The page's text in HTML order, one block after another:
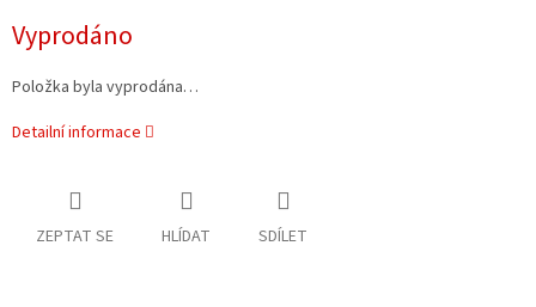
cena:
Vyprodáno
Položka byla vyprodána…
Detailní informace
ZEPTAT SE HLÍDAT SDÍLET